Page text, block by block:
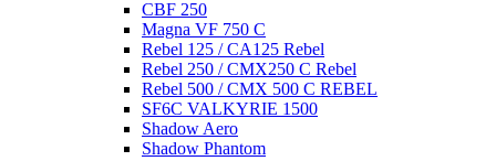
CBF 250
Magna VF 750 C
Rebel 125 / CA125 Rebel
Rebel 250 / CMX250 C Rebel
Rebel 500 / CMX 500 C REBEL
SF6C VALKYRIE 1500
Shadow Aero
Shadow Phantom